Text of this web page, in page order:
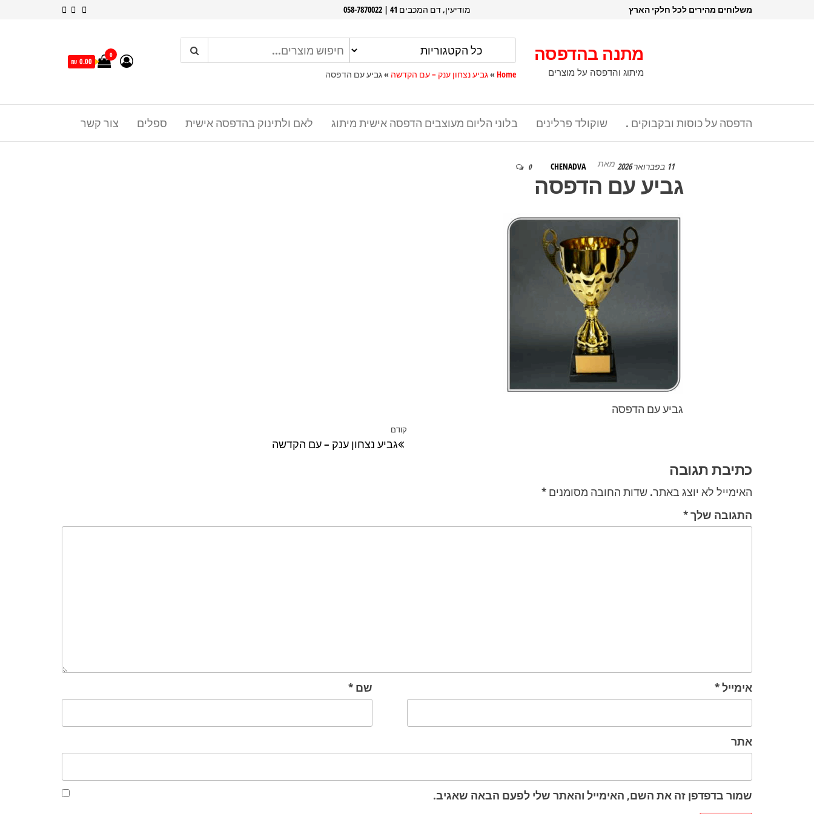
משלוחים מהירים לכל חלקי הארץ מודיעין, דם המכבים 41 | 058-7870022
מתנה בהדפסה
מיתוג והדפסה על מוצרים Home
»גביע נצחון ענק – עם הקדשה »גביע עם הדפסה
0
0.00 ₪
צור קשר ספלים לאם ולתינוק בהדפסה אישית בלוני הליום מעוצבים הדפסה אישית מיתוג שוקולד פרלינים הדפסה על כוסות ובקבוקים .
11 בפברואר 2026 מאת CHENADVA
0
גביע עם הדפסה
גביע עם הדפסה
הפוסט
הקודם
קודם
גביע נצחון ענק – עם הקדשה
כתיבת תגובה
האימייל לא יוצג באתר. שדות החובה מסומנים *
התגובה שלך*
שם * אימייל*
אתר
שמור בדפדפן זה את השם, האימייל והאתר שלי לפעם הבאה שאגיב.